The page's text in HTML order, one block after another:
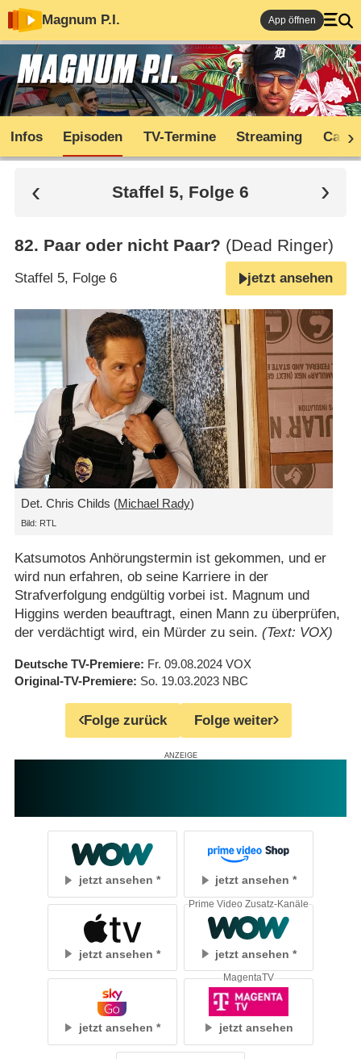
Magnum P.I. App öffnen
Infos Episoden TV-Termine Streaming Cast
Staffel 5, Folge 6
82. Paar oder nicht Paar? (Dead Ringer)
Staffel 5, Folge 6 jetzt ansehen
Det. Chris Childs (Michael Rady)
Bild: RTL
Katsumotos Anhörungstermin ist gekommen, und er
wird nun erfahren, ob seine Karriere in der
Strafverfolgung endgültig vorbei ist. Magnum und
Higgins werden beauftragt, einen Mann zu überprüfen,
der verdächtigt wird, ein Mürder zu sein. (Text: VOX)
Deutsche TV-Premiere Fr. 09.08.2024 VOX
Original-TV-Premiere So. 19.03.2023 NBC
Folge zurück Folge weiter
jetzt ansehen jetzt ansehen
jetzt ansehen jetzt ansehen
Prime Video Zusatz-Kanäle
jetzt ansehen jetzt ansehen
MagentaTV